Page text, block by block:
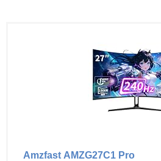
Amzfast AMZG27C1 Pro